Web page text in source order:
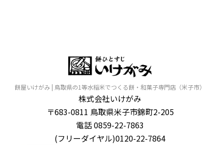
餅屋いけがみ | 鳥取県の1等水稲米でつくる餅・和菓子専門店（米子市）
株式会社いけがみ
〒683-0811 鳥取県米子市錦町2-205
電話 0859-22-7863
(フリーダイヤル)0120-22-7864